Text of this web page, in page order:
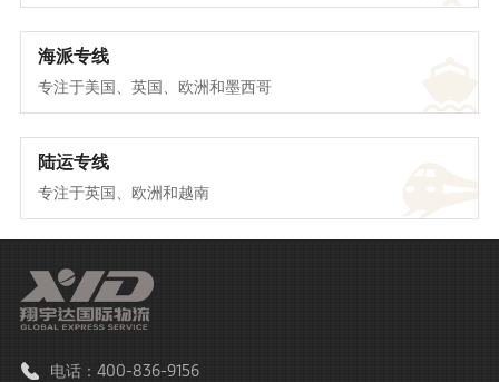
海派专线
专注于美国、英国、欧洲和墨西哥
陆运专线
专注于英国、欧洲和越南
电话：400-836-9156